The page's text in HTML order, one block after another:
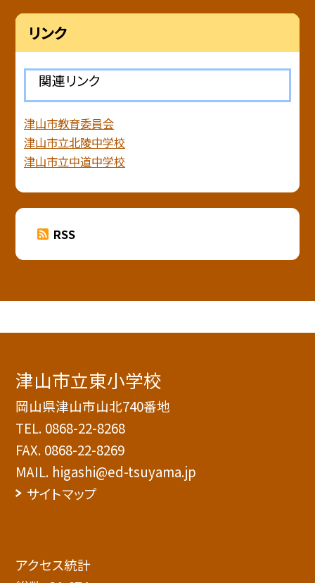
リンク
関連リンク
津山市教育委員会
津山市立北陵中学校
津山市立中道中学校
RSS
津山市立東小学校
岡山県津山市山北740番地
TEL. 0868-22-8268
FAX. 0868-22-8269
MAIL. higashi@ed-tsuyama.jp
サイトマップ
アクセス統計